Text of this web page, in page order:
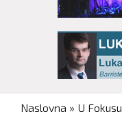
You are here
Naslovna » U Fokusu